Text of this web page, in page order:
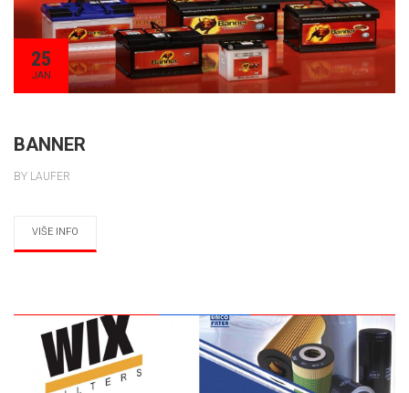
25
JAN
BANNER
BY LAUFER
VIŠE INFO